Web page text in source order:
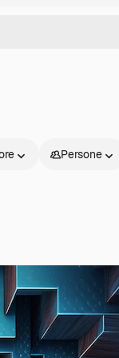
Persone